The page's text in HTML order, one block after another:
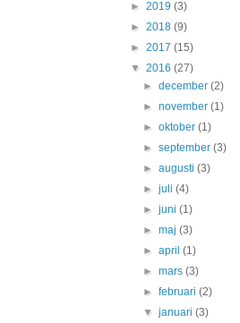
► 2019 (3)
► 2018 (9)
► 2017 (15)
▼ 2016 (27)
►december(2)
►november(1)
►oktober(1)
►september(3)
►augusti(3)
►juli(4)
►juni(1)
►maj(3)
►april(1)
►mars(3)
►februari(2)
▼januari(3)